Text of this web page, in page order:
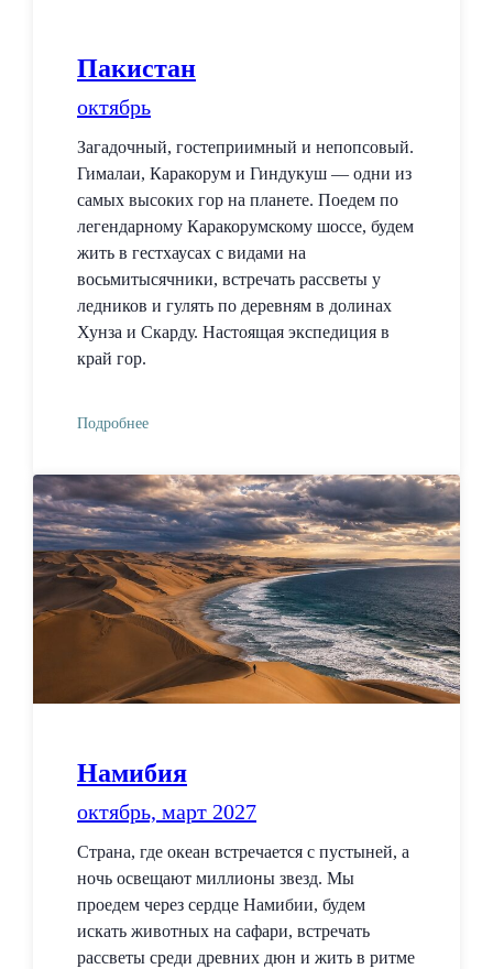
Пакистан
октябрь
Загадочный, гостеприимный и непопсовый.
Гималаи, Каракорум и Гиндукуш — одни из
самых высоких гор на планете. Поедем по
легендарному Каракорумскому шоссе, будем
жить в гестхаусах с видами на
восьмитысячники, встречать рассветы у
ледников и гулять по деревням в долинах
Хунза и Скарду. Настоящая экспедиция в
край гор.
Подробнее
Намибия
октябрь, март 2027
Страна, где океан встречается с пустыней, а
ночь освещают миллионы звезд. Мы
проедем через сердце Намибии, будем
искать животных на сафари, встречать
рассветы среди древних дюн и жить в ритме